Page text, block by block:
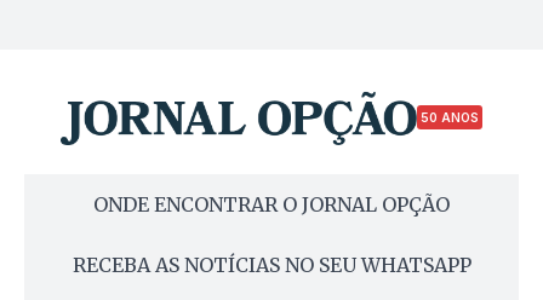
50 ANOS
ONDE ENCONTRAR O JORNAL OPÇÃO
RECEBA AS NOTÍCIAS NO SEU WHATSAPP